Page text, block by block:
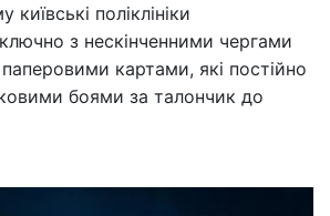
поліклініки
з нескінченними чергами
картами, які постійно
боями за талончик до